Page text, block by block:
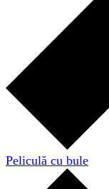
Peliculă cu bule